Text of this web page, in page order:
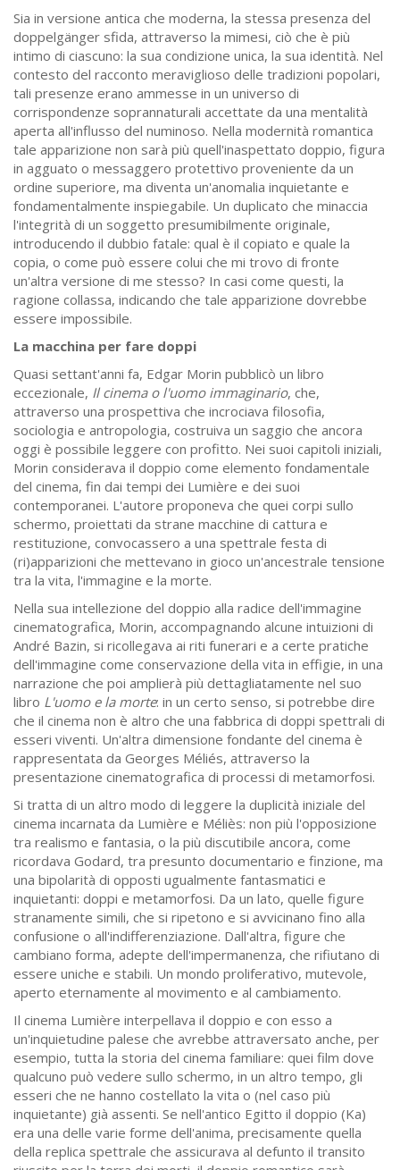
Sia in versione antica che moderna, la stessa presenza del
doppelgänger sfida, attraverso la mimesi, ciò che è più
intimo di ciascuno: la sua condizione unica, la sua identità. Nel
contesto del racconto meraviglioso delle tradizioni popolari,
tali presenze erano ammesse in un universo di
corrispondenze soprannaturali accettate da una mentalità
aperta all'influsso del numinoso. Nella modernità romantica
tale apparizione non sarà più quell'inaspettato doppio, figura
in agguato o messaggero protettivo proveniente da un
ordine superiore, ma diventa un'anomalia inquietante e
fondamentalmente inspiegabile. Un duplicato che minaccia
l'integrità di un soggetto presumibilmente originale,
introducendo il dubbio fatale: qual è il copiato e quale la
copia, o come può essere colui che mi trovo di fronte
un'altra versione di me stesso? In casi come questi, la
ragione collassa, indicando che tale apparizione dovrebbe
essere impossibile.
La macchina per fare doppi
Quasi settant'anni fa, Edgar Morin pubblicò un libro
eccezionale, Il cinema o l'uomo immaginario, che,
attraverso una prospettiva che incrociava filosofia,
sociologia e antropologia, costruiva un saggio che ancora
oggi è possibile leggere con profitto. Nei suoi capitoli iniziali,
Morin considerava il doppio come elemento fondamentale
del cinema, fin dai tempi dei Lumière e dei suoi
contemporanei. L'autore proponeva che quei corpi sullo
schermo, proiettati da strane macchine di cattura e
restituzione, convocassero a una spettrale festa di
(ri)apparizioni che mettevano in gioco un'ancestrale tensione
tra la vita, l'immagine e la morte.
Nella sua intellezione del doppio alla radice dell'immagine
cinematografica, Morin, accompagnando alcune intuizioni di
André Bazin, si ricollegava ai riti funerari e a certe pratiche
dell'immagine come conservazione della vita in effigie, in una
narrazione che poi amplierà più dettagliatamente nel suo
libro L'uomo e la morte: in un certo senso, si potrebbe dire
che il cinema non è altro che una fabbrica di doppi spettrali di
esseri viventi. Un'altra dimensione fondante del cinema è
rappresentata da Georges Méliés, attraverso la
presentazione cinematografica di processi di metamorfosi.
Si tratta di un altro modo di leggere la duplicità iniziale del
cinema incarnata da Lumière e Méliès: non più l'opposizione
tra realismo e fantasia, o la più discutibile ancora, come
ricordava Godard, tra presunto documentario e finzione, ma
una bipolarità di opposti ugualmente fantasmatici e
inquietanti: doppi e metamorfosi. Da un lato, quelle figure
stranamente simili, che si ripetono e si avvicinano fino alla
confusione o all'indifferenziazione. Dall'altra, figure che
cambiano forma, adepte dell'impermanenza, che rifiutano di
essere uniche e stabili. Un mondo proliferativo, mutevole,
aperto eternamente al movimento e al cambiamento.
Il cinema Lumière interpellava il doppio e con esso a
un'inquietudine palese che avrebbe attraversato anche, per
esempio, tutta la storia del cinema familiare: quei film dove
qualcuno può vedere sullo schermo, in un altro tempo, gli
esseri che ne hanno costellato la vita o (nel caso più
inquietante) già assenti. Se nell'antico Egitto il doppio (Ka)
era una delle varie forme dell'anima, precisamente quella
della replica spettrale che assicurava al defunto il transito